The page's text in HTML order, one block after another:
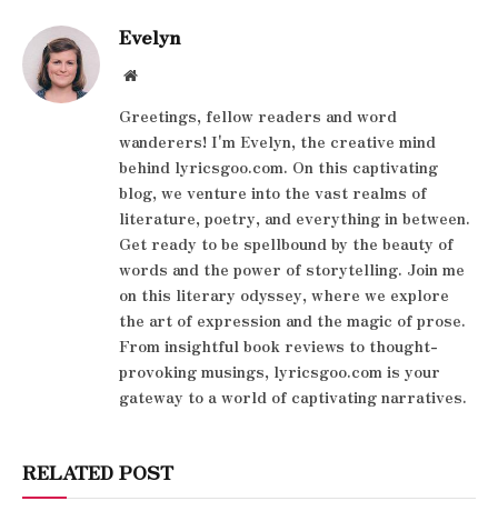
Evelyn
Website
Greetings, fellow readers and word
wanderers! I'm Evelyn, the creative mind
behind lyricsgoo.com. On this captivating
blog, we venture into the vast realms of
literature, poetry, and everything in between.
Get ready to be spellbound by the beauty of
words and the power of storytelling. Join me
on this literary odyssey, where we explore
the art of expression and the magic of prose.
From insightful book reviews to thought-
provoking musings, lyricsgoo.com is your
gateway to a world of captivating narratives.
RELATED POST